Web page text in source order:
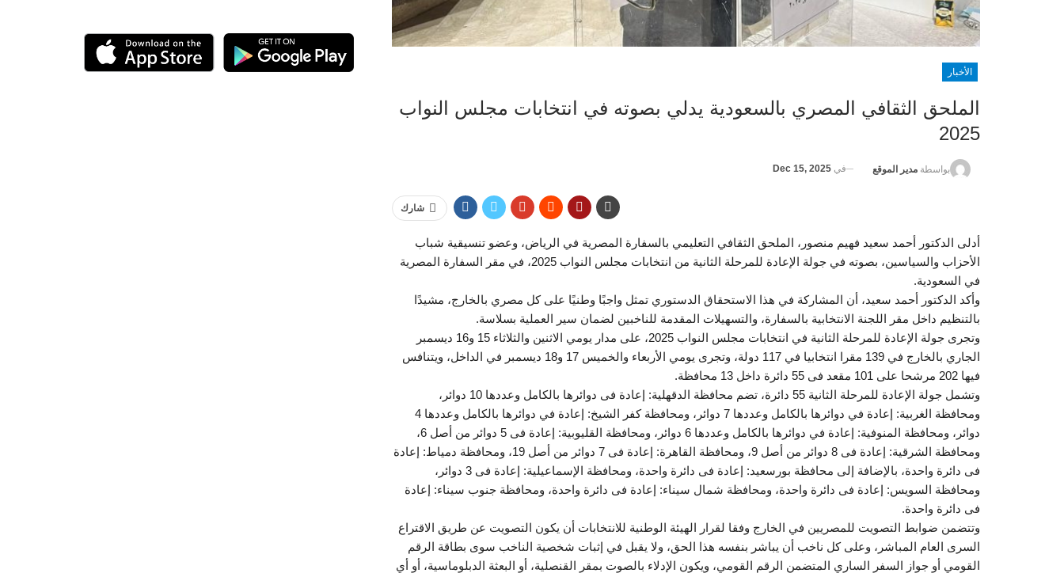
الأخبار
الملحق الثقافي المصري بالسعودية يدلي بصوته في انتخابات مجلس النواب
2025
بواسطة مدير الموقع في Dec 15, 2025
شارك
أدلى الدكتور أحمد سعيد فهيم منصور، الملحق الثقافي التعليمي بالسفارة المصرية في الرياض، وعضو تنسيقية شباب
الأحزاب والسياسين، بصوته في جولة الإعادة للمرحلة الثانية من انتخابات مجلس النواب 2025، في مقر السفارة المصرية
في السعودية.
وأكد الدكتور أحمد سعيد، أن المشاركة في هذا الاستحقاق الدستوري تمثل واجبًا وطنيًا على كل مصري بالخارج، مشيدًا
بالتنظيم داخل مقر اللجنة الانتخابية بالسفارة، والتسهيلات المقدمة للناخبين لضمان سير العملية بسلاسة.
وتجرى جولة الإعادة للمرحلة الثانية في انتخابات مجلس النواب 2025، على مدار يومي الاثنين والثلاثاء 15 و16 ديسمبر
الجاري بالخارج في 139 مقرا انتخابيا في 117 دولة، وتجرى يومي الأربعاء والخميس 17 و18 ديسمبر في الداخل، ويتنافس
فيها 202 مرشحا على 101 مقعد فى 55 دائرة داخل 13 محافظة.
وتشمل جولة الإعادة للمرحلة الثانية 55 دائرة، تضم محافظة الدقهلية: إعادة فى دوائرها بالكامل وعددها 10 دوائر،
ومحافظة الغربية: إعادة في دوائرها بالكامل وعددها 7 دوائر، ومحافظة كفر الشيخ: إعادة في دوائرها بالكامل وعددها 4
دوائر، ومحافظة المنوفية: إعادة في دوائرها بالكامل وعددها 6 دوائر، ومحافظة القليوبية: إعادة فى 5 دوائر من أصل 6،
ومحافظة الشرقية: إعادة فى 8 دوائر من أصل 9، ومحافظة القاهرة: إعادة فى 7 دوائر من أصل 19، ومحافظة دمياط: إعادة
فى دائرة واحدة، بالإضافة إلى محافظة بورسعيد: إعادة فى دائرة واحدة، ومحافظة الإسماعيلية: إعادة فى 3 دوائر،
ومحافظة السويس: إعادة فى دائرة واحدة، ومحافظة شمال سيناء: إعادة فى دائرة واحدة، ومحافظة جنوب سيناء: إعادة
فى دائرة واحدة.
وتتضمن ضوابط التصويت للمصريين في الخارج وفقا لقرار الهيئة الوطنية للانتخابات أن يكون التصويت عن طريق الاقتراع
السرى العام المباشر، وعلى كل ناخب أن يباشر بنفسه هذا الحق، ولا يقبل في إثبات شخصية الناخب سوى بطاقة الرقم
القومي أو جواز السفر الساري المتضمن الرقم القومي، ويكون الإدلاء بالصوت بمقر القنصلية، أو البعثة الدبلوماسية، أو أي